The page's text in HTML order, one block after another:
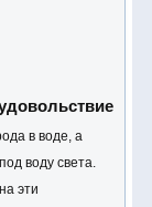
в воде, а
воду света.
эти